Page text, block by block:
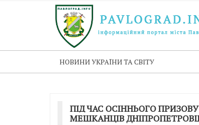
НОВИНИ УКРАЇНИ ТА СВІТУ
ПІД ЧАС ОСІННЬОГО
МЕШКАНЦІВ